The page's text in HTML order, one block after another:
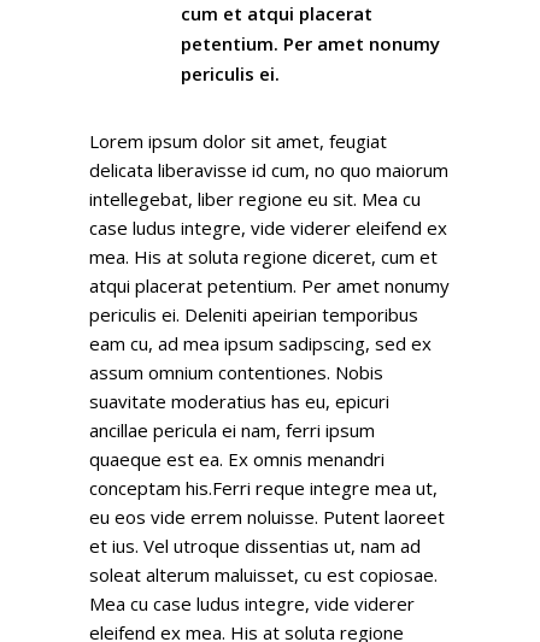
cum et atqui placerat
petentium. Per amet nonumy
periculis ei.
Lorem ipsum dolor sit amet, feugiat
delicata liberavisse id cum, no quo maiorum
intellegebat, liber regione eu sit. Mea cu
case ludus integre, vide viderer eleifend ex
mea. His at soluta regione diceret, cum et
atqui placerat petentium. Per amet nonumy
periculis ei. Deleniti apeirian temporibus
eam cu, ad mea ipsum sadipscing, sed ex
assum omnium contentiones. Nobis
suavitate moderatius has eu, epicuri
ancillae pericula ei nam, ferri ipsum
quaeque est ea. Ex omnis menandri
conceptam his.Ferri reque integre mea ut,
eu eos vide errem noluisse. Putent laoreet
et ius. Vel utroque dissentias ut, nam ad
soleat alterum maluisset, cu est copiosae.
Mea cu case ludus integre, vide viderer
eleifend ex mea. His at soluta regione